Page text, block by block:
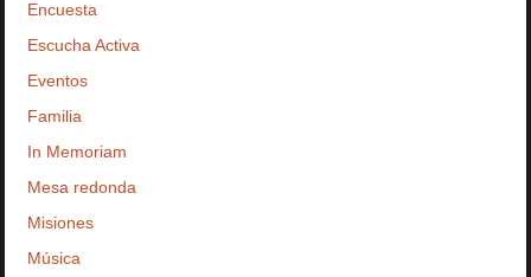
Encuesta
Escucha Activa
Eventos
Familia
In Memoriam
Mesa redonda
Misiones
Música